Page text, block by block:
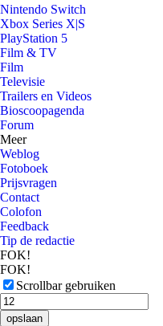
Nintendo Switch
Xbox Series X|S
PlayStation 5
Film & TV
Film
Televisie
Trailers en Videos
Bioscoopagenda
Forum
Meer
Weblog
Fotoboek
Prijsvragen
Contact
Colofon
Feedback
Tip de redactie
FOK!
FOK!
Scrollbar gebruiken
opslaan